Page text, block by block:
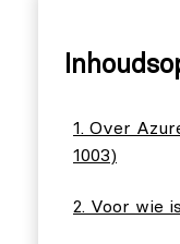
Over
1003)
Voor wie